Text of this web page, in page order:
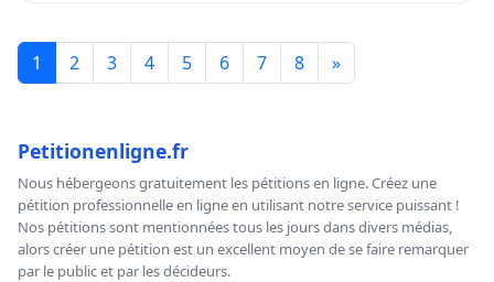
1 2 3 4 5 6 7 8 »
Petitionenligne.fr
Nous hébergeons gratuitement les pétitions en ligne. Créez une
pétition professionnelle en ligne en utilisant notre service puissant !
Nos pétitions sont mentionnées tous les jours dans divers médias,
alors créer une pétition est un excellent moyen de se faire remarquer
par le public et par les décideurs.